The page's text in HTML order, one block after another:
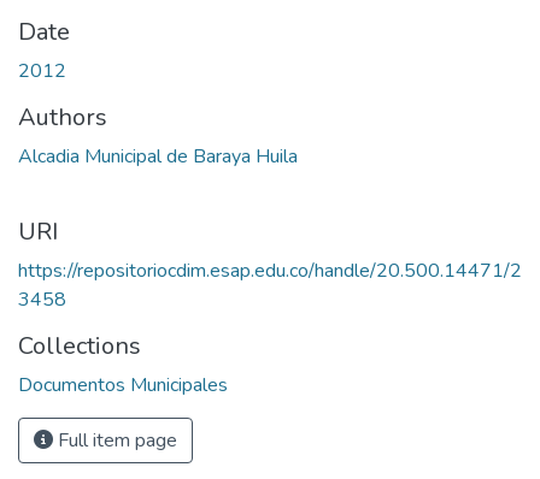
Date
2012
Authors
Alcadia Municipal de Baraya Huila
URI
https://repositoriocdim.esap.edu.co/handle/20.500.14471/2
3458
Collections
Documentos Municipales
Full item page